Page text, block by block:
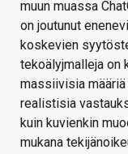
muun muassa
on joutunut
koskevien
tekoälyjmalleja on
massiivisia
realistisia
kuin kuvienkin
mukana